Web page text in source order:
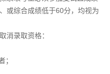
或综合成绩低于60分，均视为
消录取资格：
；